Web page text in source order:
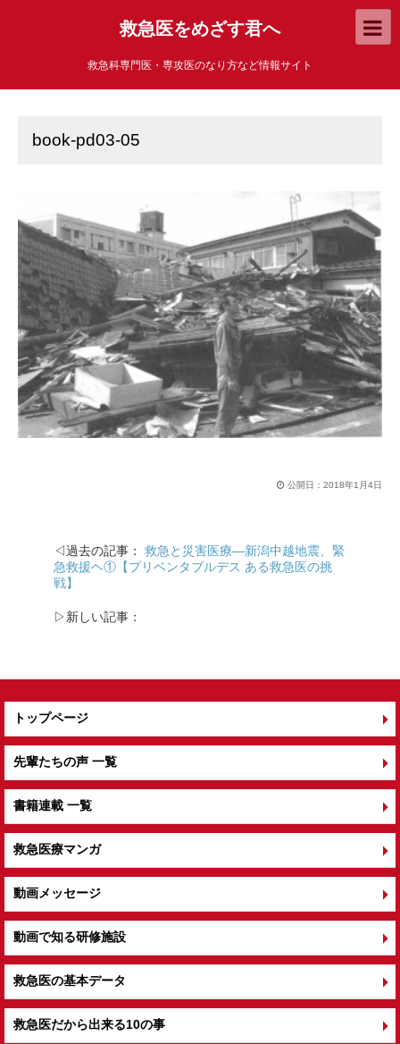
救急医をめざす君へ
救急科専門医・専攻医のなり方など情報サイト
book-pd03-05
公開日： 2018年1月4日
◁過去の記事： 救急と災害医療―新潟中越地震、緊
急救援ヘ①【プリベンタブルデス ある救急医の挑
戦】
▷新しい記事：
トップページ
先輩たちの声 一覧
書籍連載 一覧
救急医療マンガ
動画メッセージ
動画で知る研修施設
救急医の基本データ
救急医だから出来る10の事